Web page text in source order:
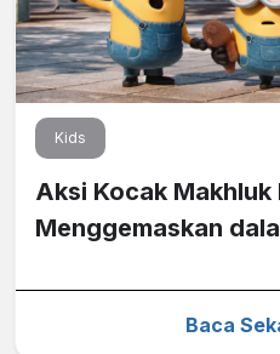
Kids
Aksi Kocak Makhluk
Menggemaskan
Baca